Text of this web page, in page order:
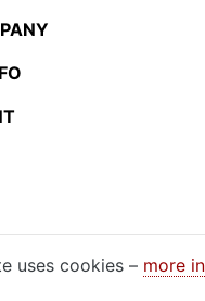
uses cookies – more